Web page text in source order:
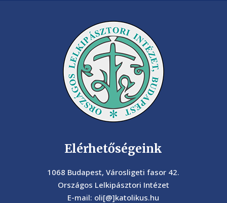
Elérhetőségeink
1068 Budapest, Városligeti fasor 42.
Országos Lelkipásztori Intézet
E-mail: oli[@]katolikus.hu